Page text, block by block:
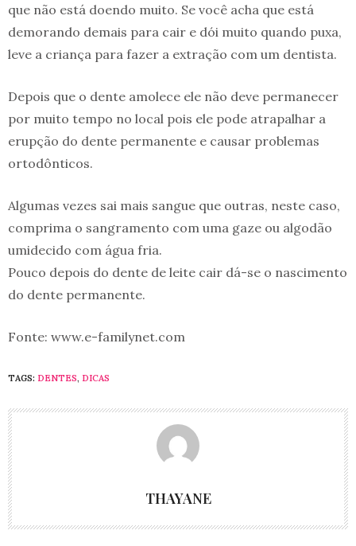
que não está doendo muito. Se você acha que está
demorando demais para cair e dói muito quando puxa,
leve a criança para fazer a extração com um dentista.
Depois que o dente amolece ele não deve permanecer
por muito tempo no local pois ele pode atrapalhar a
erupção do dente permanente e causar problemas
ortodônticos.
Algumas vezes sai mais sangue que outras, neste caso,
comprima o sangramento com uma gaze ou algodão
umidecido com água fria.
Pouco depois do dente de leite cair dá-se o nascimento
do dente permanente.
Fonte: www.e-familynet.com
TAGS: DENTES, DICAS
THAYANE